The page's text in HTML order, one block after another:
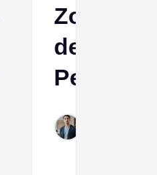
Zonas
de
Pesadelo